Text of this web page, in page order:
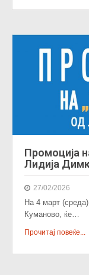
Промоција
Лидија
27/02/2026
На 4 март
Куманово, ќе…
Прочитај повеќе...